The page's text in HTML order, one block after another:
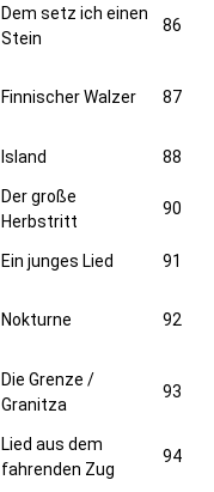
Dem setz ich einen
Stein
86
Finnischer Walzer 87
Island 88
Der große
Herbstritt
90
Ein junges Lied 91
Nokturne 92
Die Grenze /
Granitza
93
Lied aus dem
fahrenden Zug
94